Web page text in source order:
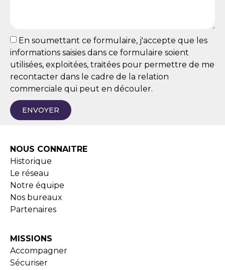
En soumettant ce formulaire, j'accepte que les
informations saisies dans ce formulaire soient
utilisées, exploitées, traitées pour permettre de me
recontacter dans le cadre de la relation
commerciale qui peut en découler.
ENVOYER
NOUS CONNAITRE
Historique
Le réseau
Notre équipe
Nos bureaux
Partenaires
MISSIONS
Accompagner
Sécuriser